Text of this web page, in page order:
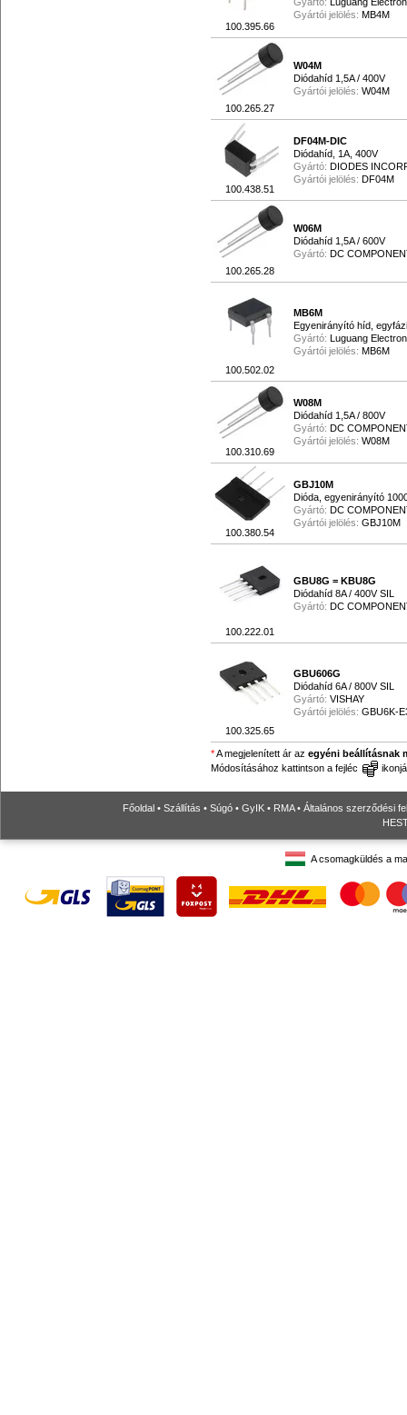
100.395.66
Gyártói jelölés: MB4M
100.265.27
W04M
Diódahíd 1,5A / 400V
Gyártói jelölés: W04M
100.438.51
DF04M-DIC
Diódahíd, 1A, 400V
Gyártó: DIODES
Gyártói jelölés: DF04M
100.265.28
W06M
Diódahíd 1,5A / 600V
Gyártó: DC
100.502.02
MB6M
Egyenirányító híd,
Gyártó: Luguang
Gyártói jelölés: MB6M
100.310.69
W08M
Diódahíd 1,5A / 800V
Gyártó: DC
Gyártói jelölés: W08M
100.380.54
GBJ10M
Dióda, egyenirányító
Gyártó: DC
Gyártói jelölés: GBJ10M
100.222.01
GBU8G = KBU8G
Diódahíd 8A / 400V SIL
Gyártó: DC
100.325.65
GBU606G
Diódahíd 6A / 800V SIL
Gyártó: VISHAY
Gyártói jelölés: GBU6K-
*A megjelenített ár az egyéni beállításnak
Módosításához kattintson a fejléc
Főoldal • Szállítás • Súgó • GyIK • RMA• Általános szerződési
A csomagküldés a